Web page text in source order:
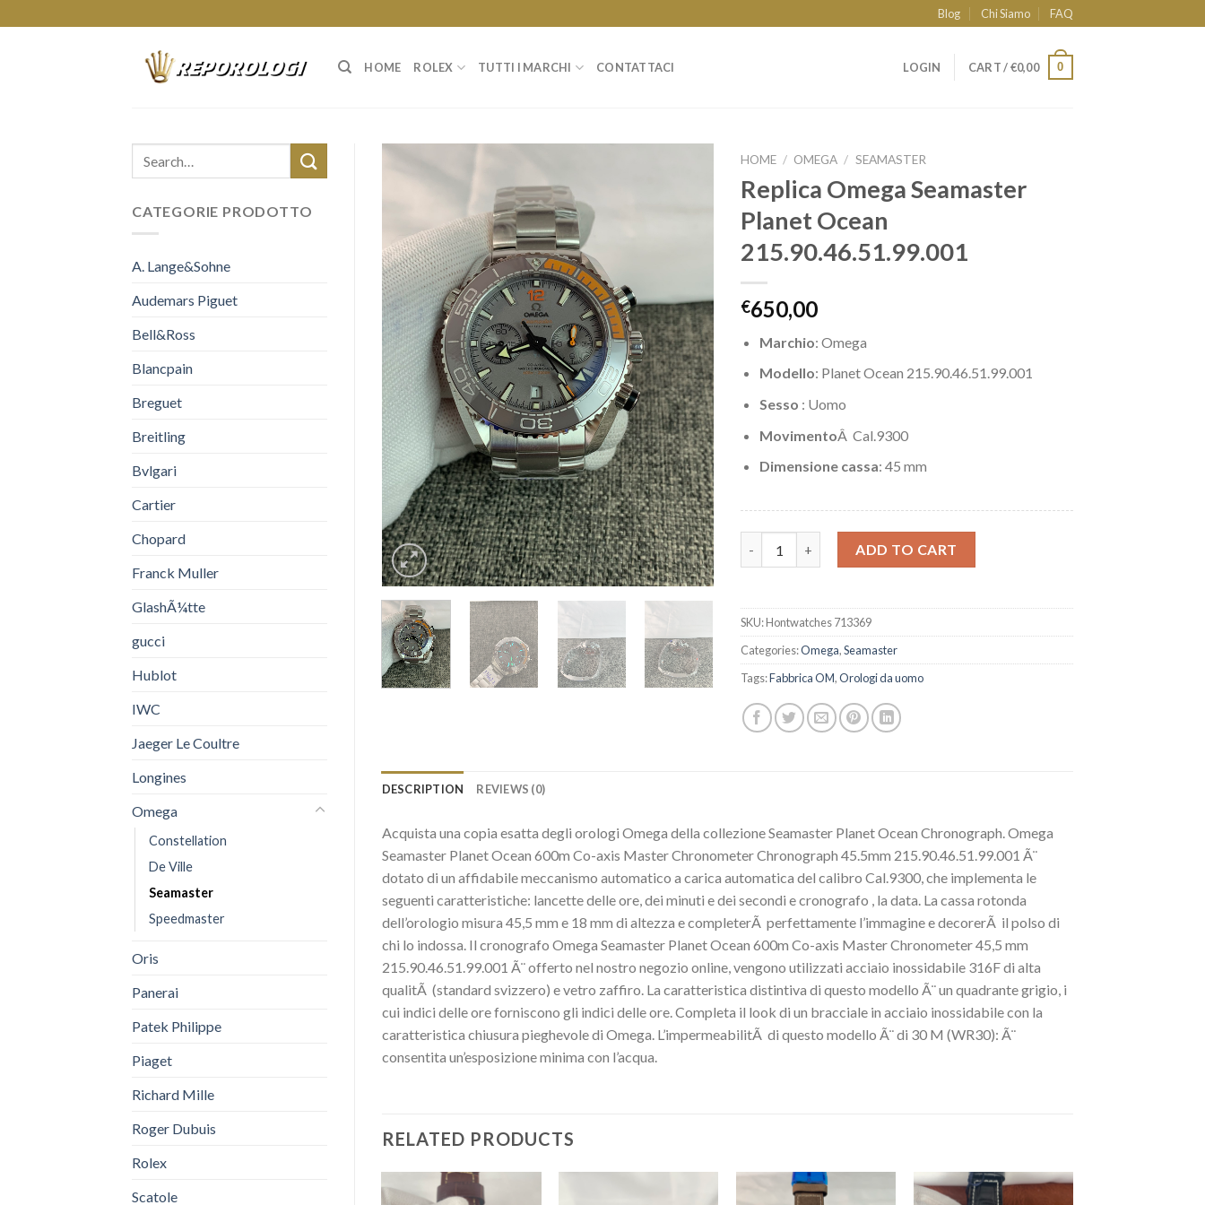
to
Blog Chi Siamo FAQ
HOME ROLEX TUTTI I MARCHI CONTATTACI LOGIN CART /€0,00 0
CATEGORIE PRODOTTO
A. Lange&Sohne
Audemars Piguet
Bell&Ross
Blancpain
Breguet
Breitling
Bvlgari
Cartier
Chopard
Franck Muller
GlashÃ¼tte
gucci
Hublot
IWC
Jaeger Le Coultre
Longines
Omega
Constellation
De Ville
Seamaster
Speedmaster
Oris
Panerai
Patek Philippe
Piaget
Richard Mille
Roger Dubuis
Rolex
Scatole
HOME / OMEGA / SEAMASTER
Replica Omega Seamaster
Planet Ocean
215.90.46.51.99.001
€650,00
Marchio: Omega
Modello: Planet Ocean 215.90.46.51.99.001
Sesso : Uomo
MovimentoÂ Cal.9300
Dimensione cassa: 45 mm
ADD TO CART
SKU:Hontwatches 713369
Categories:Omega,Seamaster
Tags:Fabbrica OM,Orologi da uomo
DESCRIPTION REVIEWS (0)
Acquista una copia esatta degli orologi Omega della collezione Seamaster Planet Ocean Chronograph. Omega
Seamaster Planet Ocean 600m Co-axis Master Chronometer Chronograph 45.5mm 215.90.46.51.99.001 Ã¨
dotato di un affidabile meccanismo automatico a carica automatica del calibro Cal.9300, che implementa le
seguenti caratteristiche: lancette delle ore, dei minuti e dei secondi e cronografo , la data. La cassa rotonda
dell’orologio misura 45,5 mm e 18 mm di altezza e completerÃ perfettamente l’immagine e decorerÃ il polso di
chi lo indossa. Il cronografo Omega Seamaster Planet Ocean 600m Co-axis Master Chronometer 45,5 mm
215.90.46.51.99.001 Ã¨ offerto nel nostro negozio online, vengono utilizzati acciaio inossidabile 316F di alta
qualitÃ (standard svizzero) e vetro zaffiro. La caratteristica distintiva di questo modello Ã¨ un quadrante grigio, i
cui indici delle ore forniscono gli indici delle ore. Completa il look di un bracciale in acciaio inossidabile con la
caratteristica chiusura pieghevole di Omega. L’impermeabilitÃ di questo modello Ã¨ di 30 M (WR30): Ã¨
consentita un’esposizione minima con l’acqua.
RELATED PRODUCTS